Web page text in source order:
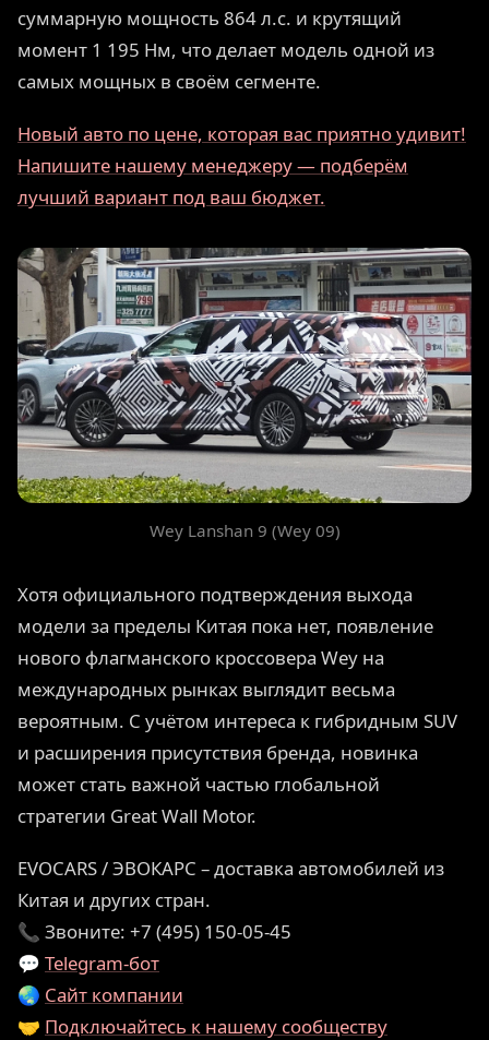
суммарную мощность 864 л.с. и крутящий
момент 1 195 Нм, что делает модель одной из
самых мощных в своём сегменте.
Новый авто по цене, которая вас приятно удивит!
Напишите нашему менеджеру — подберём
лучший вариант под ваш бюджет.
Wey Lanshan 9 (Wey 09)
Хотя официального подтверждения выхода
модели за пределы Китая пока нет, появление
нового флагманского кроссовера Wey на
международных рынках выглядит весьма
вероятным. С учётом интереса к гибридным SUV
и расширения присутствия бренда, новинка
может стать важной частью глобальной
стратегии Great Wall Motor.
EVOCARS / ЭВОКАРС – доставка автомобилей из
Китая и других стран.
📞 Звоните: +7 (495) 150-05-45
💬 Telegram-бот
🌏 Сайт компании
🤝 Подключайтесь к нашему сообществу